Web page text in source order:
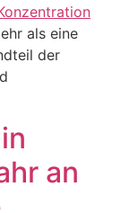
als eine
der
an